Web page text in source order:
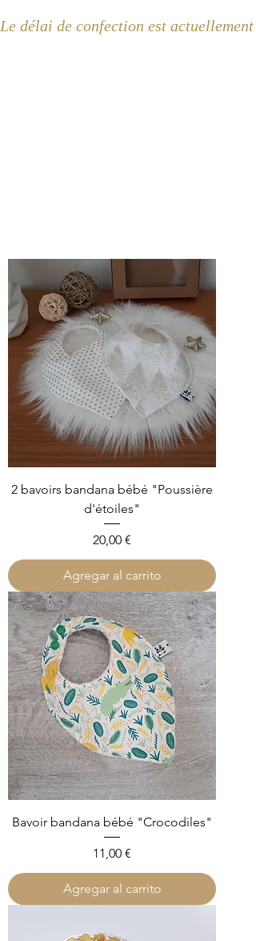
Le délai de confection est
2 bavoirs bandana bébé "Poussière
d'étoiles"
Precio
20,00 €
Agregar al carrito
Bavoir bandana bébé "Crocodiles"
Precio
11,00 €
Agregar al carrito